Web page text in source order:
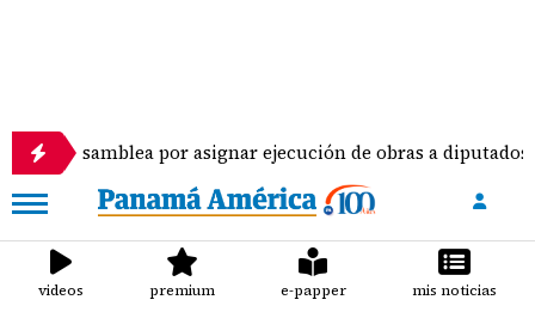
por asignar ejecución de obras a diputados
videos premium e-papper mis noticias